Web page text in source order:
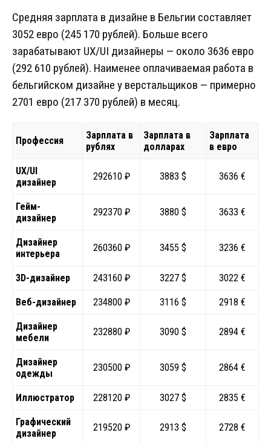
Средняя зарплата в дизайне в Бельгии составляет
3052 евро (245 170 рублей). Больше всего
зарабатывают UX/UI дизайнеры — около 3636 евро
(292 610 рублей). Наименее оплачиваемая работа в
бельгийском дизайне у верстальщиков — примерно
2701 евро (217 370 рублей) в месяц.
Профессия
Зарплата в
рублях
Зарплата в
долларах
Зарплата
в евро
UX/UI
дизайнер
292610 ₽ 3883 $ 3636 €
Гейм-
дизайнер
292370 ₽ 3880 $ 3633 €
Дизайнер
интерьера
260360 ₽ 3455 $ 3236 €
3D-дизайнер 243160 ₽ 3227 $ 3022 €
Веб-дизайнер 234800 ₽ 3116 $ 2918 €
Дизайнер
мебели
232880 ₽ 3090 $ 2894 €
Дизайнер
одежды
230500 ₽ 3059 $ 2864 €
Иллюстратор 228120 ₽ 3027 $ 2835 €
Графический
дизайнер
219520 ₽ 2913 $ 2728 €